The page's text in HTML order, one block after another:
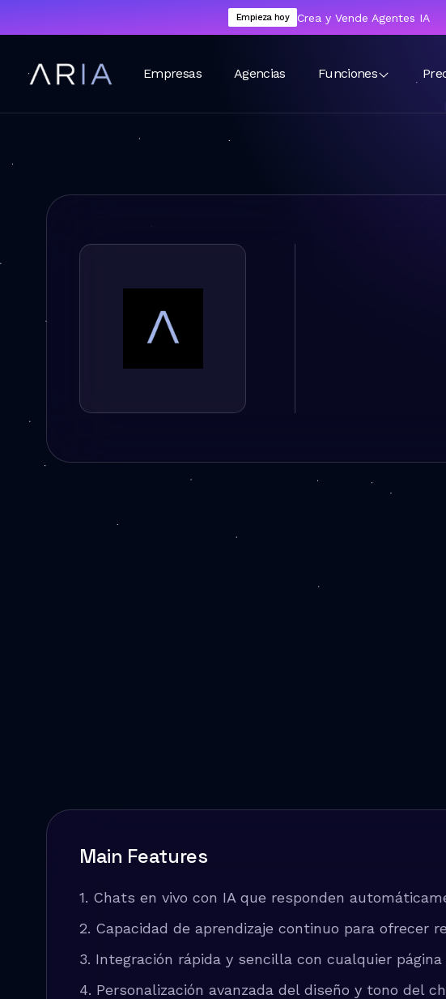
Empieza hoy Crea y Vende Agentes IA
Empresas Agencias Funciones
Main Features
1. Chats en vivo con IA que responden
2. Capacidad de aprendizaje continuo para ofrecer
3. Integración rápida y sencilla con cualquier página
4. Personalización avanzada del diseño y tono del